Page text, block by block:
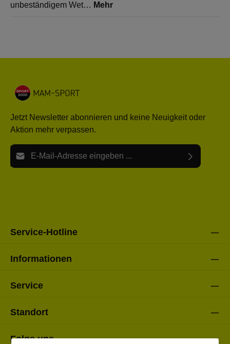
unbeständigem Wet… Mehr
Jetzt Newsletter abonnieren und keine Neuigkeit oder
Aktion mehr verpassen.
E-Mail-Adresse*
Service-Hotline
Informationen
Service
Standort
Folge uns